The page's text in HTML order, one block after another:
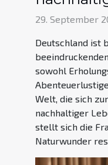
29. September
Deutschland ist
sowohl
Welt, die sich
nachhaltiger
stellt sich die
Naturwunder